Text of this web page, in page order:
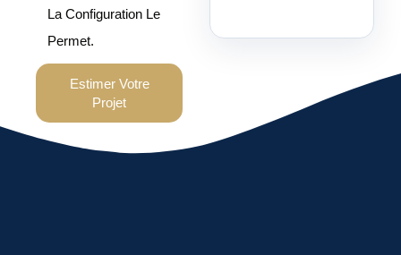
La Configuration Le
Permet.
Estimer Votre
Projet